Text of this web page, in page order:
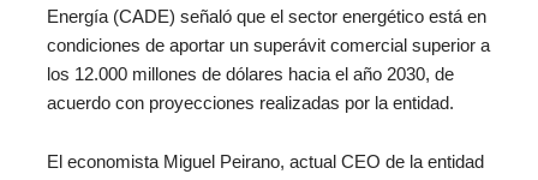
Energía (CADE) señaló que el sector energético está en
condiciones de aportar un superávit comercial superior a
los 12.000 millones de dólares hacia el año 2030, de
acuerdo con proyecciones realizadas por la entidad.
El economista Miguel Peirano, actual CEO de la entidad